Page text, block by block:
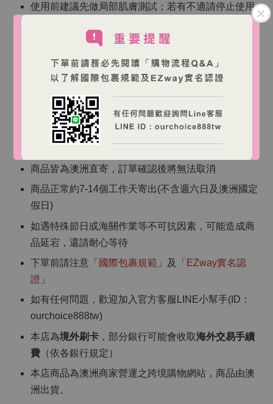
使用前建議先做局部肌膚測試；若有不適請停止使用
僅供外用，避免接觸眼睛與黏膜。
若肌膚狀況持續或加劇，建議尋求醫師/藥師等專業評
請依外包裝標示保存，避免高溫與日照。
【海外跨境購物說明】
商品皆為澳洲直寄，訂單確認後將無法取消
商品正常約7-14個工作天寄出(不含週六日及澳洲國定
假日)
如遇特殊節日或海關作業等不可抗因素，可能造成商
品延宕，還請耐心等待
下單前請注意「 國際包裹規範 」及「 EZway實名認
證 」
如有任何問題，歡迎加入官方客服LINE小幫手(ID：
ourchoice888tw)
本店為境外刷卡 ，部分銀行可能會收取海外交易手續
費 （依各銀行規定）
本店商品為澳洲商家營運之跨境購物網站，商品由澳
洲出貨。